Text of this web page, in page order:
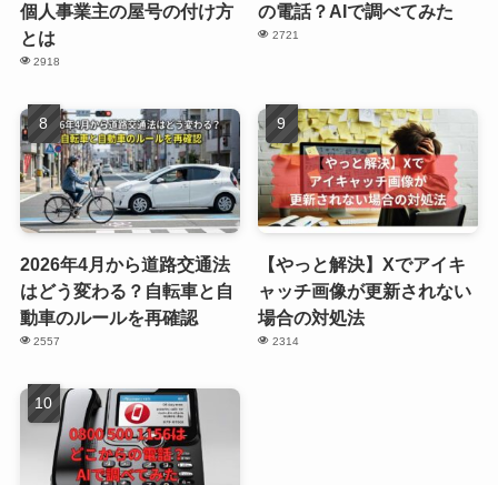
個人事業主の屋号の付け方
とは
2918
の電話？AIで調べてみた
2721
2026年4月から道路交通法
はどう変わる？自転車と自
動車のルールを再確認
2557
【やっと解決】Xでアイキ
ャッチ画像が更新されない
場合の対処法
2314